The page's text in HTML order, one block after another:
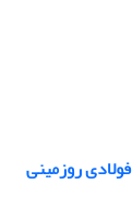
روزمینی